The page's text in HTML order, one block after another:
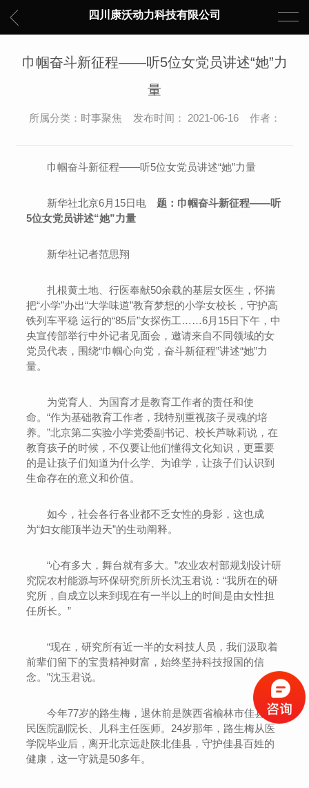
四川康沃动力科技有限公司
巾帼奋斗新征程——听5位女党员讲述“她”力
量
所属分类：时事聚焦 发布时间： 2021-06-16 作者：
巾帼奋斗新征程——听5位女党员讲述“她”力量
新华社北京6月15日电题：巾帼奋斗新征程——听
5位女党员讲述“她”力量
新华社记者范思翔
扎根黄土地、行医奉献50余载的基层女医生，怀揣
把“小学”办出“大学味道”教育梦想的小学女校长，守护高
铁列车平稳 运行的“85后”女探伤工……6月15日下午，中
央宣传部举行中外记者见面会，邀请来自不同领域的女
党员代表，围绕“巾帼心向党，奋斗新征程”讲述“她”力
量。
为党育人、为国育才是教育工作者的责任和使
命。“作为基础教育工作者，我特别重视孩子灵魂的培
养。”北京第二实验小学党委副书记、校长芦咏莉说，在
教育孩子的时候，不仅要让他们懂得文化知识，更重要
的是让孩子们知道为什么学、为谁学，让孩子们认识到
生命存在的意义和价值。
如今，社会各行各业都不乏女性的身影，这也成
为“妇女能顶半边天”的生动阐释。
“心有多大，舞台就有多大。”农业农村部规划设计研
究院农村能源与环保研究所所长沈玉君说：“我所在的研
究所，自成立以来到现在有一半以上的时间是由女性担
任所长。”
“现在，研究所有近一半的女科技人员，我们汲取着
前辈们留下的宝贵精神财富，始终坚持科技报国的信
念。”沈玉君说。
今年77岁的路生梅，退休前是陕西省榆林市佳县人
民医院副院长、儿科主任医师。24岁那年，路生梅从医
学院毕业后，离开北京远赴陕北佳县，守护佳县百姓的
健康，这一守就是50多年。